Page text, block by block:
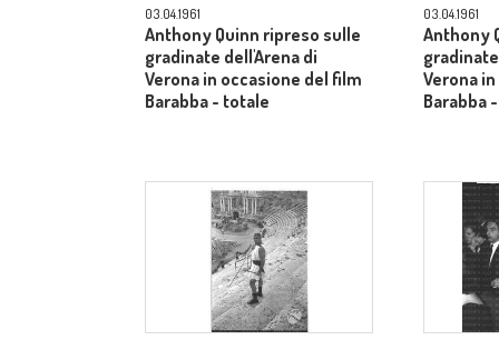
03.04.1961
Anthony Quinn ripreso sulle
gradinate dell'Arena di
Verona in occasione del film
Barabba - totale
03.04.1961
Anthony
Verona
Barabba